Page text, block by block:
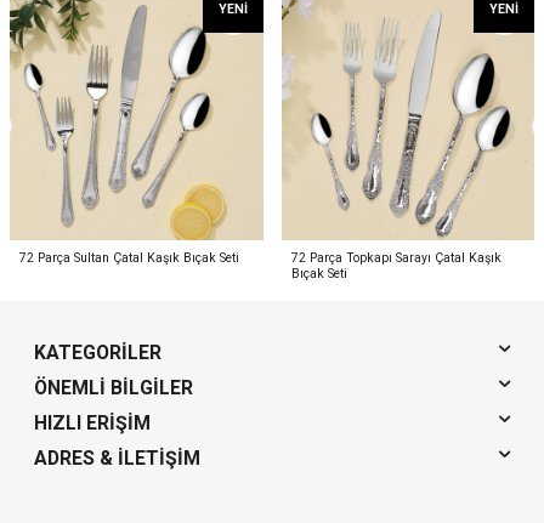
YENI
72 Parça Sultan Çatal Kaşık Bıçak Seti
YENI
72 Parça Topkapı Sarayı Çatal Kaşık
Bıçak Seti
KATEGORILER
ÖNEMLI BILGILER
HIZLI ERIŞIM
ADRES & İLETIŞIM